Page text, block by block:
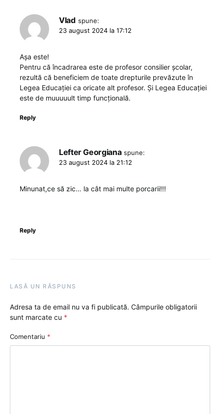
Vlad spune:
23 august 2024 la 17:12
Așa este!
Pentru că încadrarea este de profesor consilier școlar,
rezultă că beneficiem de toate drepturile prevăzute în
Legea Educației ca oricate alt profesor. Și Legea Educației
este de muuuuult timp funcțională.
Reply
Lefter Georgiana spune:
23 august 2024 la 21:12
Minunat,ce să zic… la cât mai multe porcarii!!!
Reply
LASĂ UN RĂSPUNS
Adresa ta de email nu va fi publicată. Câmpurile obligatorii
sunt marcate cu *
Comentariu *